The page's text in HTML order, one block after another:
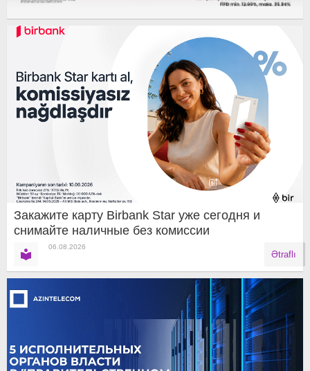
Закажите карту Birbank Star уже сегодня и
снимайте наличные без комиссии
06.08.2026
Ətraflı